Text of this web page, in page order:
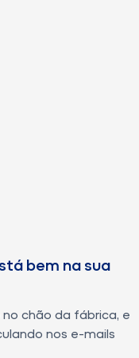
bem na sua
no chão da fábrica, e
nos e-mails